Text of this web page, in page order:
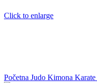
Click to enlarge
Početna Judo Kimona Karate